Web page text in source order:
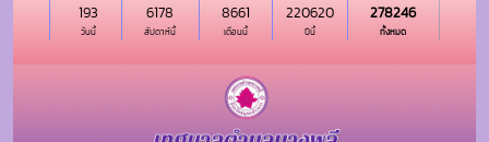
วันนี้
193
สัปดาห์นี้
6178
เดือนนี้
8661
ปีนี้
220620
ทั้งหมด
278246